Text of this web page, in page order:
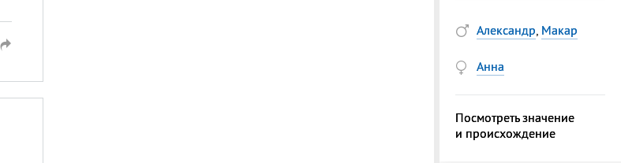
Александр, Макар
Анна
Посмотреть значение
и происхождение